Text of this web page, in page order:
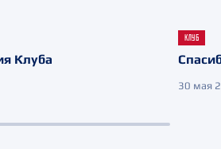
Клуба
КЛУБ
30 мая